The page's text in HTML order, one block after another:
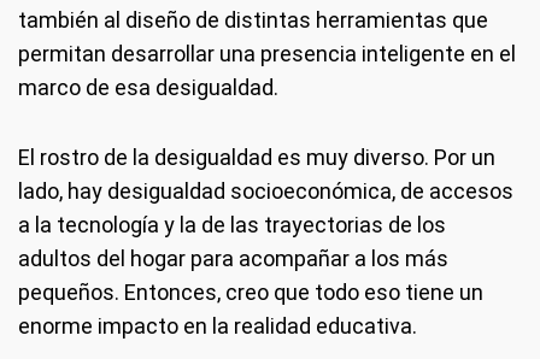
también al diseño de distintas herramientas que
permitan desarrollar una presencia inteligente en el
marco de esa desigualdad.
El rostro de la desigualdad es muy diverso. Por un
lado, hay desigualdad socioeconómica, de accesos
a la tecnología y la de las trayectorias de los
adultos del hogar para acompañar a los más
pequeños. Entonces, creo que todo eso tiene un
enorme impacto en la realidad educativa.